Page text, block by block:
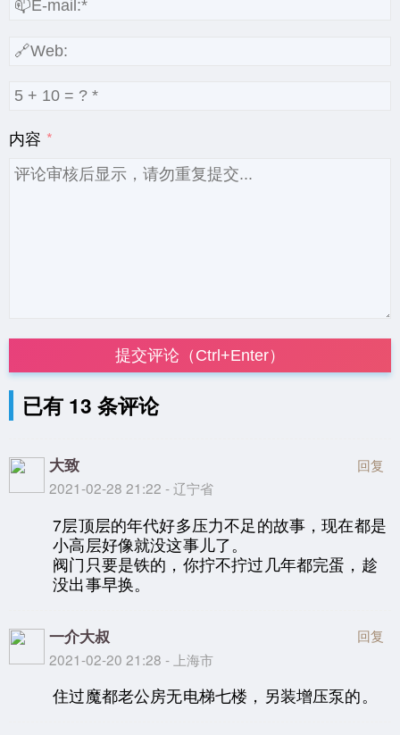
内容
提交评论（Ctrl+Enter）
已有 13 条评论
大致
2021-02-28 21:22 - 辽宁省
回复
7层顶层的年代好多压力不足的故事，现在都是
小高层好像就没这事儿了。
阀门只要是铁的，你拧不拧过几年都完蛋，趁
没出事早换。
一介大叔
2021-02-20 21:28 - 上海市
回复
住过魔都老公房无电梯七楼，另装增压泵的。